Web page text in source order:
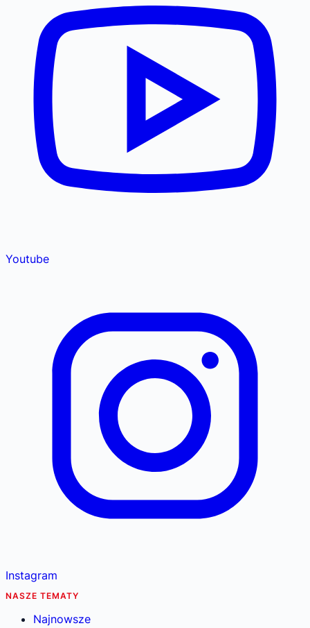
Youtube
Instagram
NASZE TEMATY
Najnowsze